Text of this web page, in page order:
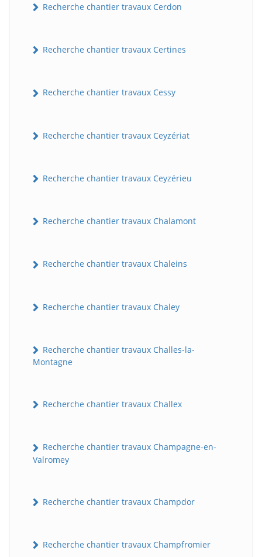
Recherche chantier travaux Cerdon
Recherche chantier travaux Certines
Recherche chantier travaux Cessy
Recherche chantier travaux Ceyzériat
Recherche chantier travaux Ceyzérieu
Recherche chantier travaux Chalamont
Recherche chantier travaux Chaleins
Recherche chantier travaux Chaley
Recherche chantier travaux Challes-la-
Montagne
Recherche chantier travaux Challex
Recherche chantier travaux Champagne-en-
Valromey
Recherche chantier travaux Champdor
Recherche chantier travaux Champfromier